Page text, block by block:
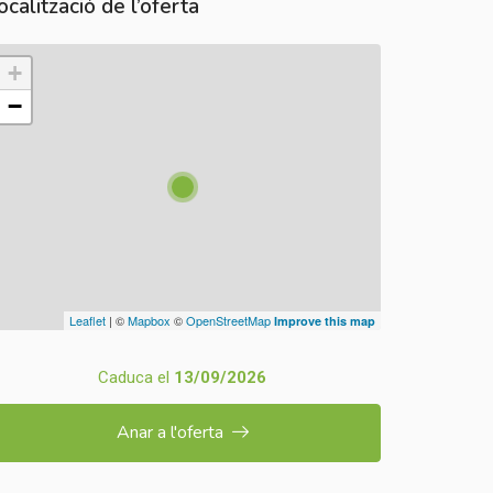
de l’oferta
+
−
Leaflet| ©Mapbox ©OpenStreetMap Improve this map
Caduca el 13/09/2026
Anar a l'oferta